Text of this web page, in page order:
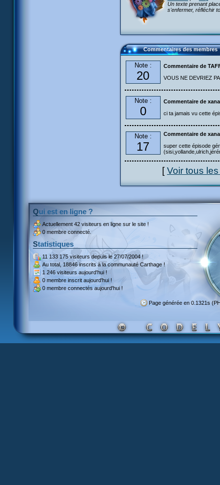
Un texte prenant
s'enfermer, réfléchir
Commentaires des membres
Note :
20
Commentaire de
VOUS NE DEVRIEZ
Note :
0
Commentaire de
ci ta jamais vu cette
Note :
17
Commentaire de
super cette épisode
[Voir tous
Qui est en ligne ?
Actuellement 42 visiteurs en ligne sur le site !
0 membre connecté.
Statistiques
11 133 175 visiteursdepuis le 27/07/2004 !
Au total, 18846 inscritsà la communauté Carthage !
1 246 visiteurs aujourd'hui !
0 membre inscrit aujourd'hui !
0 membre connectés aujourd'hui !
Page générée en 0.1321s